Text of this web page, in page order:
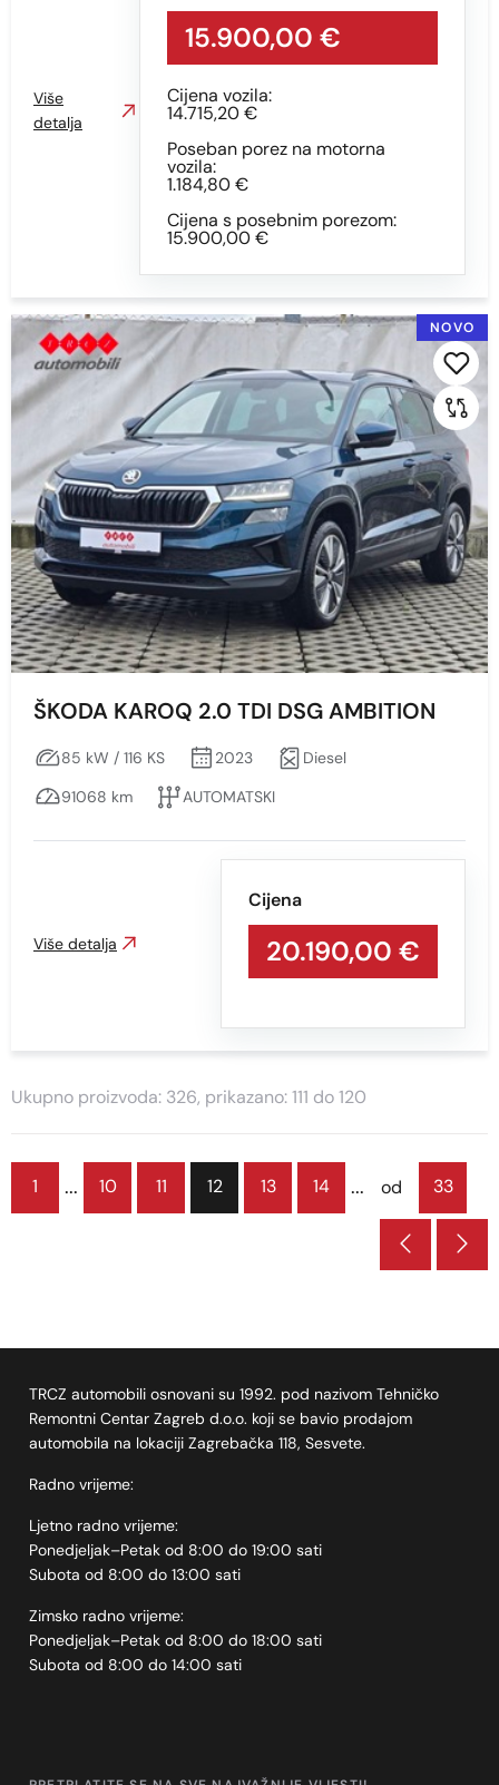
15.900,00 €
Cijena vozila:
14.715,20 €
Poseban porez na motorna
vozila:
1.184,80 €
Cijena s posebnim porezom:
15.900,00 €
Više
detalja
NOVO
ŠKODA KAROQ 2.0 TDI DSG AMBITION
85 kW / 116 KS 2023
Diesel
91068 km
AUTOMATSKI
Cijena
20.190,00 €
Više detalja
Ukupno proizvoda: 326, prikazano: 111 do 120
1 ... 10 11 12 13 14 ... od 33
TRCZ automobili osnovani su 1992. pod nazivom Tehničko
Remontni Centar Zagreb d.o.o. koji se bavio prodajom
automobila na lokaciji Zagrebačka 118, Sesvete.
Radno vrijeme:
Ljetno radno vrijeme:
Ponedjeljak–Petak od 8:00 do 19:00 sati
Subota od 8:00 do 13:00 sati
Zimsko radno vrijeme:
Ponedjeljak–Petak od 8:00 do 18:00 sati
Subota od 8:00 do 14:00 sati